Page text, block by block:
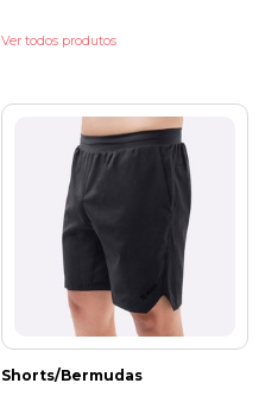
Ver todos produtos
Shorts/Bermudas